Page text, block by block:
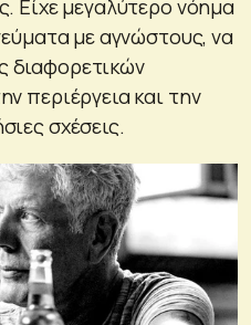
Είχε μεγαλύτερο νόημα
με αγνώστους, να
διαφορετικών
περιέργεια και την
σχέσεις.